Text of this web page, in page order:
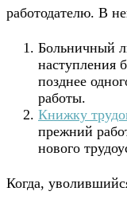
работодателю. В
Больничный
наступления
позднее
работы.
Книжку
прежний
нового
Когда,